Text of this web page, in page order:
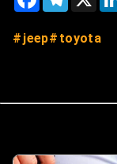
jeep toyota